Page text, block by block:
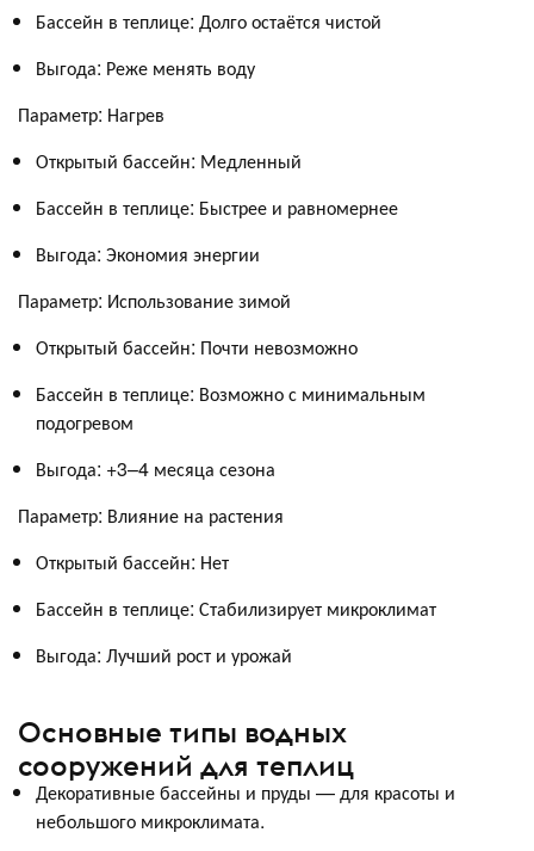
Бассейн в теплице: Долго остаётся чистой
Выгода: Реже менять воду
Параметр: Нагрев
Открытый бассейн: Медленный
Бассейн в теплице: Быстрее и равномернее
Выгода: Экономия энергии
Параметр: Использование зимой
Открытый бассейн: Почти невозможно
Бассейн в теплице: Возможно с минимальным
подогревом
Выгода: +3–4 месяца сезона
Параметр: Влияние на растения
Открытый бассейн: Нет
Бассейн в теплице: Стабилизирует микроклимат
Выгода: Лучший рост и урожай
Основные типы водных
сооружений для теплиц
Декоративные бассейны и пруды — для красоты и
небольшого микроклимата.